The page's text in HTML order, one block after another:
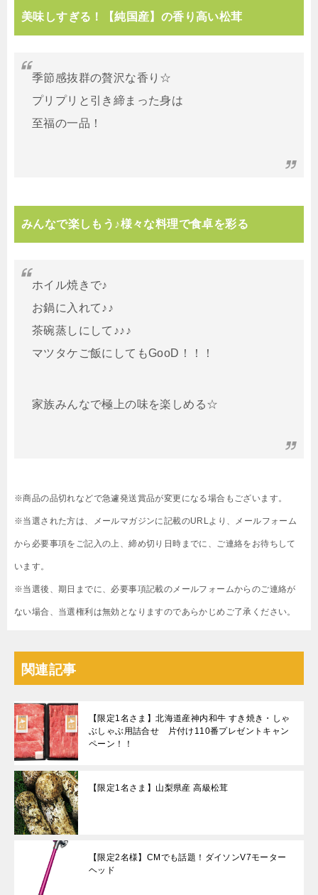
美味しすぎる！【純国産】の香り高い松茸
季節感抜群の贅沢な香り☆
プリプリと引き締まった身は
至福の一品！
みんなで楽しもう♪様々な料理で食卓を彩る
ホイル焼きで♪
お鍋に入れて♪♪
茶碗蒸しにして♪♪♪
マツタケご飯にしてもGooD！！！
家族みんなで極上の味を楽しめる☆
※商品の品切れなどで急遽発送賞品が変更になる場合もございます。
※当選された方は、メールマガジンに記載のURLより、メールフォーム
から必要事項をご記入の上、締め切り日時までに、ご連絡をお待ちして
います。
※当選後、期日までに、必要事項記載のメールフォームからのご連絡が
ない場合、当選権利は無効となりますのであらかじめご了承ください。
関連記事
【限定1名さま】北海道産神内和牛 すき焼き・しゃ
ぶしゃぶ用詰合せ 片付け110番プレゼントキャン
ペーン！！
【限定1名さま】山梨県産 高級松茸
【限定2名様】CMでも話題！ダイソンV7モーター
ヘッド